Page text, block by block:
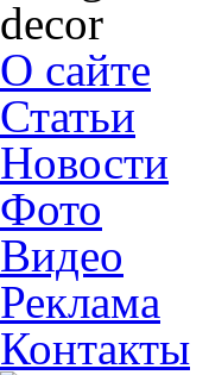
О сайте
Статьи
Новости
Фото
Видео
Реклама
Контакты